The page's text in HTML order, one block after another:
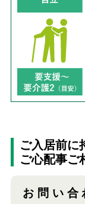
ご入居前に
ご心配事ご
お問い合